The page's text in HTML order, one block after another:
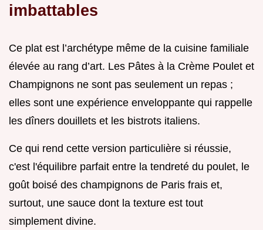
imbattables
Ce plat est l’archétype même de la cuisine familiale
élevée au rang d’art. Les Pâtes à la Crème Poulet et
Champignons ne sont pas seulement un repas ;
elles sont une expérience enveloppante qui rappelle
les dîners douillets et les bistrots italiens.
Ce qui rend cette version particulière si réussie,
c'est l'équilibre parfait entre la tendreté du poulet, le
goût boisé des champignons de Paris frais et,
surtout, une sauce dont la texture est tout
simplement divine.